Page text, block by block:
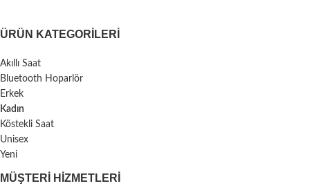
ÜRÜN KATEGORILERI
Akıllı Saat
Bluetooth Hoparlör
Erkek
Kadın
Köstekli Saat
Unisex
Yeni
MÜŞTERI HIZMETLERI